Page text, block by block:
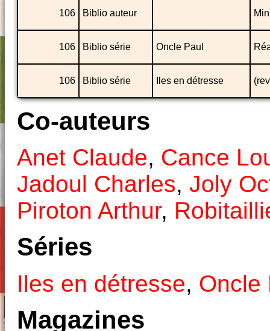
106 Biblio auteur
106 Biblio série Oncle Paul
106 Biblio série Iles en détresse
Co-auteurs
Anet Claude, Cance
Jadoul Charles, Joly
Piroton Arthur,
Séries
Iles en détresse, Oncle
Magazines